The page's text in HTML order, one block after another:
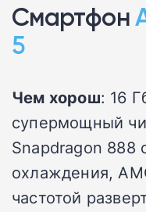
Смартфон
5
Чем хорош: 16
супермощный
Snapdragon 888
охлаждения,
частотой